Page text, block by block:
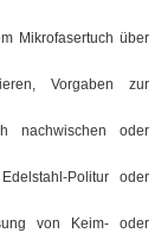
Mikrofasertuch über
Vorgaben zur
nachwischen oder
oder
von Keim‑ oder